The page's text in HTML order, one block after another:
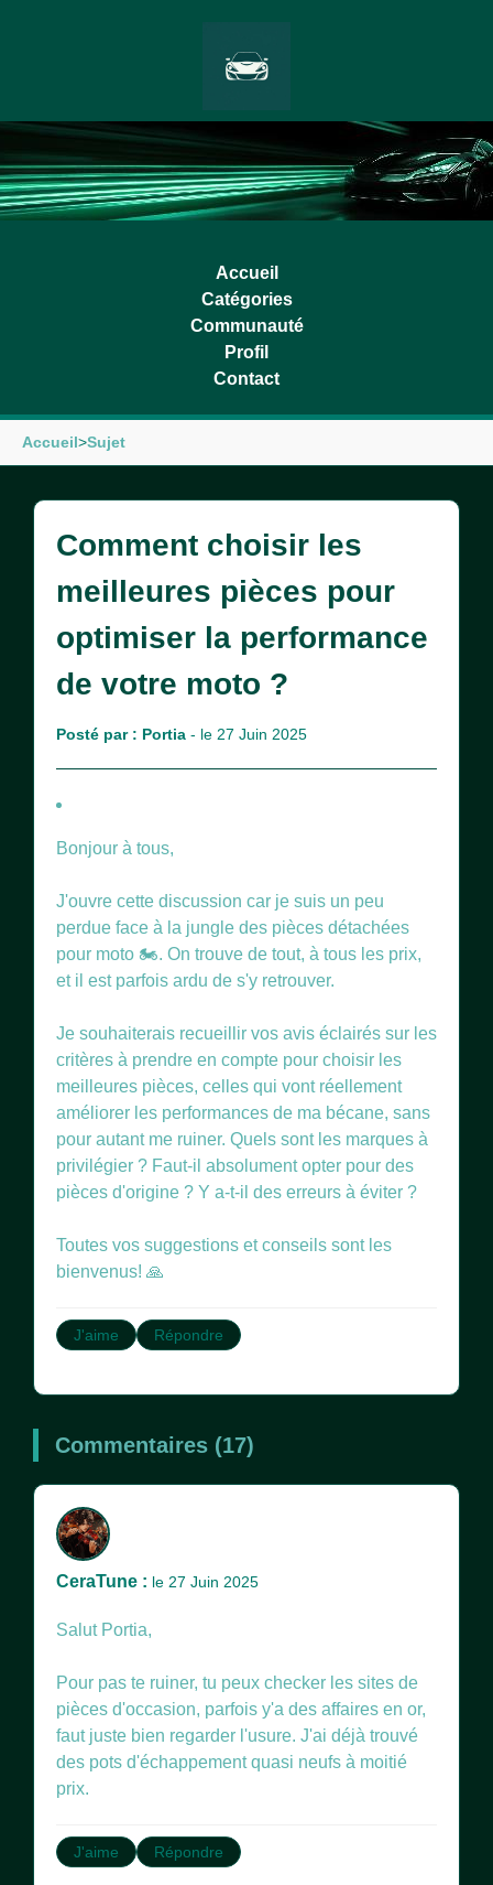
Accueil
Catégories
Communauté
Profil
Contact
Accueil>Sujet
Comment choisir les
meilleures pièces pour
optimiser la performance
de votre moto ?
Posté par : Portia - le 27 Juin 2025
Bonjour à tous,
J'ouvre cette discussion car je suis un peu
perdue face à la jungle des pièces détachées
pour moto 🏍️. On trouve de tout, à tous les prix,
et il est parfois ardu de s'y retrouver.
Je souhaiterais recueillir vos avis éclairés sur les
critères à prendre en compte pour choisir les
meilleures pièces, celles qui vont réellement
améliorer les performances de ma bécane, sans
pour autant me ruiner. Quels sont les marques à
privilégier ? Faut-il absolument opter pour des
pièces d'origine ? Y a-t-il des erreurs à éviter ?
Toutes vos suggestions et conseils sont les
bienvenus! 🙏
J'aime Répondre
Commentaires (17)
CeraTune : le 27 Juin 2025
Salut Portia,
Pour pas te ruiner, tu peux checker les sites de
pièces d'occasion, parfois y'a des affaires en or,
faut juste bien regarder l'usure. J'ai déjà trouvé
des pots d'échappement quasi neufs à moitié
prix.
J'aime Répondre